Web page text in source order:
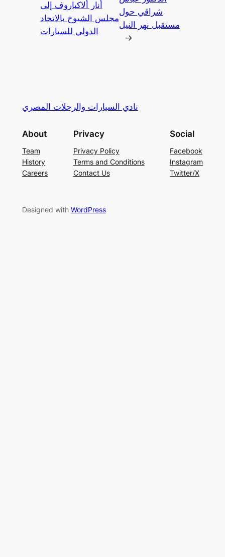
أنار ألاكباروف إلى
مجلس الشيوخ بالاتحاد
الدولي للسيارات
شراقي حول
مستقبل نهر النيل
→
نادي السيارات والرحلات المصري
About
Team
History
Careers
Privacy
Privacy Policy
Terms and Conditions
Contact Us
Social
Facebook
Instagram
Twitter/X
Designed with WordPress